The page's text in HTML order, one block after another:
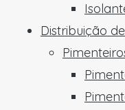
Distribuição